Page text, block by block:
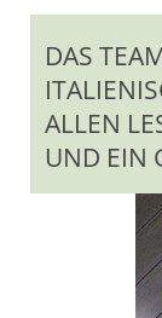
DAS
ALLEN
UND EIN